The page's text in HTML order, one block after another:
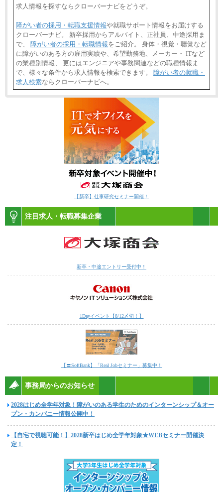
求人情報を探すならクローバーナビをどうぞ。
障がい者の採用・転職支援情報や就職サポート情報をお届けする
クローバーナビ。 新卒採用からアルバイト、正社員、中途採用ま
で、 障がい者の採用・転職情報をご紹介。 身体・視覚・聴覚など
に障がいのある方の雇用実績や、希望勤務地、メーカー・ ITなど
の業種別情報、 更にはエンジニアや事務関連などの職種情報ま
で、様々な条件から求人情報を検索できます。 障がい者の就職・
求人検索ならクローバーナビへ。
【新卒】仕事研究セミナー開催！
注目求人・転職募集企業
新卒・中途エントリー受付中！
1Dayイベント【8/12〆切！】
【〓SoftBank】「Real Jobセミナー」募集中！
事務局からのお知らせ
2028はじめ全学年対象！障がいのある学生のためのインターンシップ＆オー
プン・カンパニー情報公開中！
【自宅で視聴可能！】2028新卒はじめ全学年対象★WEBセミナー開催決
定！